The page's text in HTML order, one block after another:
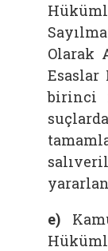
Olarak
Esaslar
birinci
e)